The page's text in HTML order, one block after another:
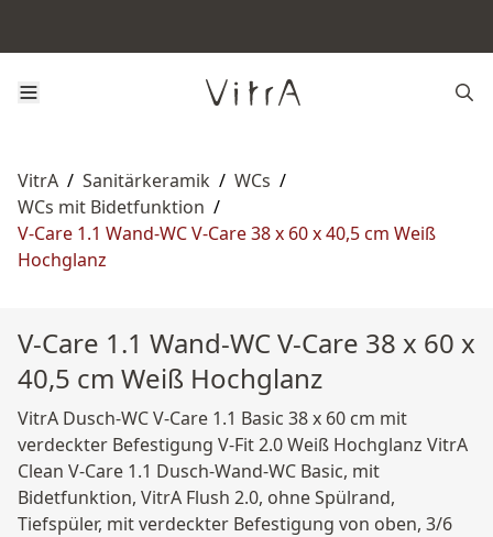
VitrA / Sanitärkeramik / WCs /
WCs mit Bidetfunktion /
V-Care 1.1 Wand-WC V-Care 38 x 60 x 40,5 cm Weiß
Hochglanz
V-Care 1.1 Wand-WC V-Care 38 x 60 x
40,5 cm Weiß Hochglanz
VitrA Dusch-WC V-Care 1.1 Basic 38 x 60 cm mit
verdeckter Befestigung V-Fit 2.0 Weiß Hochglanz VitrA
Clean V-Care 1.1 Dusch-Wand-WC Basic, mit
Bidetfunktion, VitrA Flush 2.0, ohne Spülrand,
Tiefspüler, mit verdeckter Befestigung von oben, 3/6